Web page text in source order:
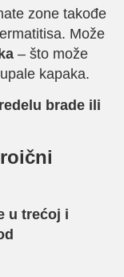
zone takođe
Može
– što može
kapaka.
brade ili
u trećoj i